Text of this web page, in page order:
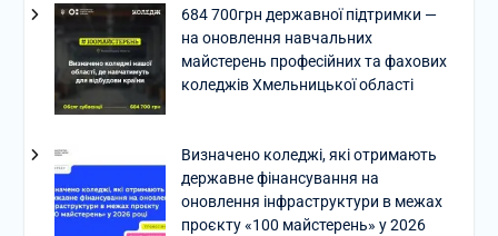
684 700грн державної підтримки —
на оновлення навчальних
майстерень професійних та фахових
коледжів Хмельницької області
Визначено коледжі, які отримають
державне фінансування на
оновлення інфраструктури в межах
проєкту «100 майстерень» у 2026